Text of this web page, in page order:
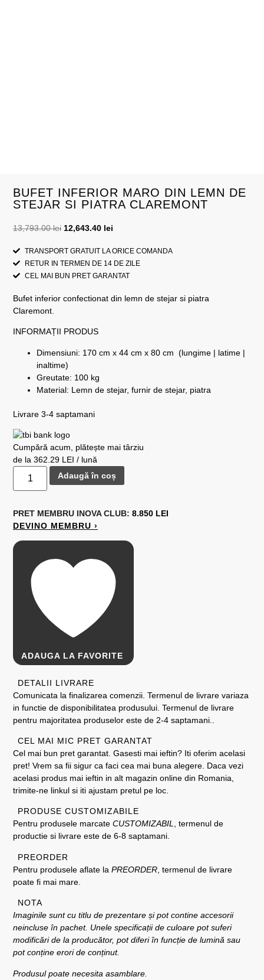
BUFET INFERIOR MARO DIN LEMN DE
STEJAR SI PIATRA CLAREMONT
13,793.00lei 12,643.40 lei
TRANSPORT GRATUIT LA ORICE COMANDA
RETUR IN TERMEN DE 14 DE ZILE
CEL MAI BUN PRET GARANTAT
Bufet inferior confectionat din lemn de stejar si piatra
Claremont.
INFORMAȚII PRODUS
Dimensiuni: 170 cm x 44 cm x 80 cm (lungime | latime |
inaltime)
Greutate: 100 kg
Material: Lemn de stejar, furnir de stejar, piatra
Livrare 3-4 saptamani
Cumpără acum, plătește mai târziu
de la 362.29 LEI / lună
Adaugă în coș
PRET MEMBRU INOVA CLUB: 8.850 LEI
DEVINO MEMBRU ›
ADAUGA LA FAVORITE
DETALII LIVRARE
Comunicata la finalizarea comenzii. Termenul de livrare variaza
in functie de disponibilitatea produsului. Termenul de livrare
pentru majoritatea produselor este de 2-4 saptamani..
CEL MAI MIC PRET GARANTAT
Cel mai bun pret garantat. Gasesti mai ieftin? Iti oferim acelasi
pret! Vrem sa fii sigur ca faci cea mai buna alegere. Daca vezi
acelasi produs mai ieftin in alt magazin online din Romania,
trimite-ne linkul si iti ajustam pretul pe loc.
PRODUSE CUSTOMIZABILE
Pentru produsele marcate CUSTOMIZABIL, termenul de
productie si livrare este de 6-8 saptamani.
PREORDER
Pentru produsele aflate la PREORDER , termenul de livrare
poate fi mai mare.
NOTA
Imaginile sunt cu titlu de prezentare și pot contine accesorii
neincluse în pachet. Unele specificații de culoare pot suferi
modificări de la producător, pot diferi în funcție de lumină sau
pot conține erori de conținut.
Produsul poate necesita asamblare.